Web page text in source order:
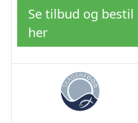
Se tilbud og bestil
her